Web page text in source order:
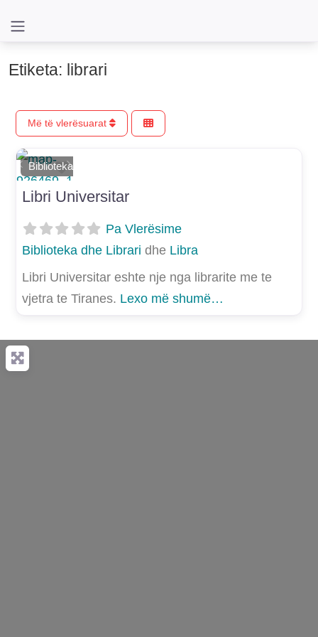
Etiketa: librari
Më të vlerësuarat
Shtoje si të preferuar
Biblioteka dhe Librari
E mëparshme
Më Tej
Libri Universitar
Pa Vlerësime
Biblioteka dhe Librari dhe Libra
Libri Universitar eshte nje nga librarite me te
vjetra te Tiranes. Lexo më shumë…